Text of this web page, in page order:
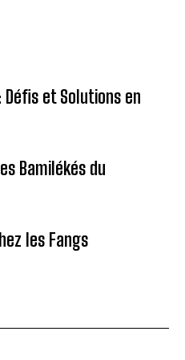
et défis
et défis
Défis et Solutions en
Bamilékés du
les Fangs